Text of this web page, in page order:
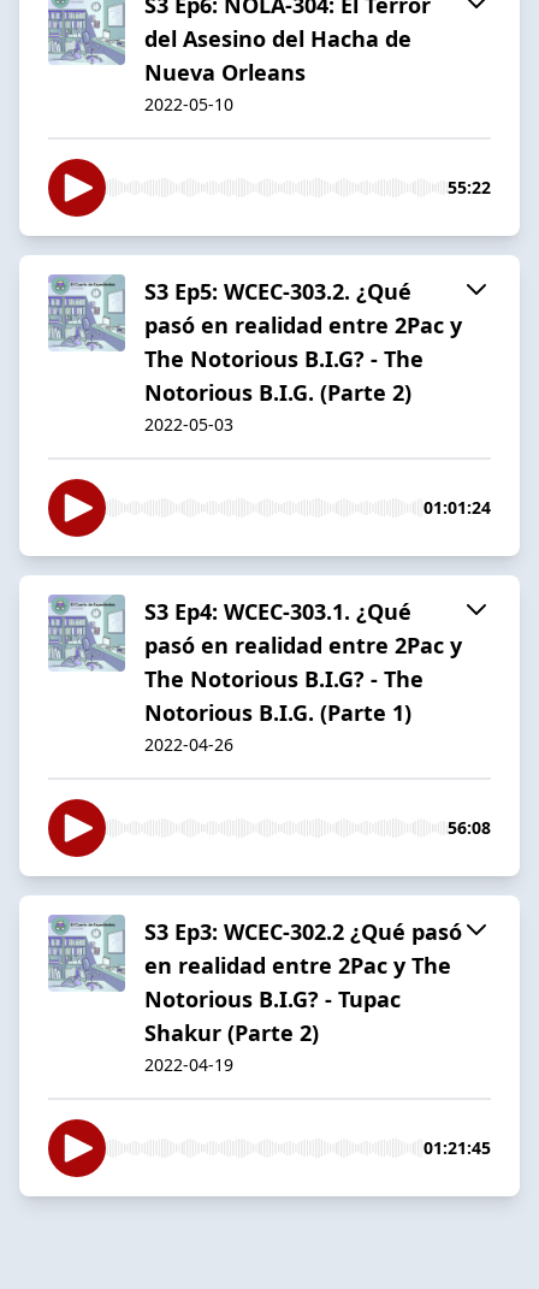
del Asesino del Hacha de
Nueva Orleans
2022-05-10
55:22
S3 Ep5: WCEC-303.2. ¿Qué
pasó en realidad entre 2Pac y
The Notorious B.I.G? - The
Notorious B.I.G. (Parte 2)
2022-05-03
01:01:24
S3 Ep4: WCEC-303.1. ¿Qué
pasó en realidad entre 2Pac y
The Notorious B.I.G? - The
Notorious B.I.G. (Parte 1)
2022-04-26
56:08
S3 Ep3: WCEC-302.2 ¿Qué pasó
en realidad entre 2Pac y The
Notorious B.I.G? - Tupac
Shakur (Parte 2)
2022-04-19
01:21:45